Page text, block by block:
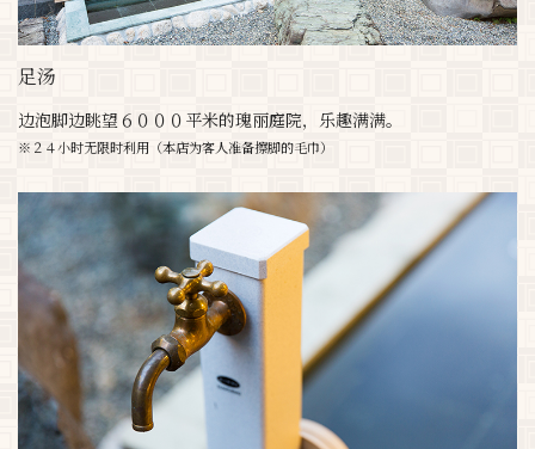
足汤
边泡脚边眺望６０００平米的瑰丽庭院，乐趣满满。
※２４小时无限时利用（本店为客人准备擦脚的毛巾）